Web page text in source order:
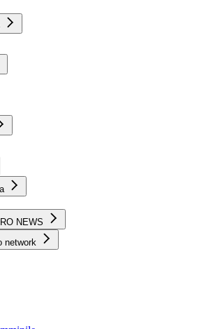
NEWS
network